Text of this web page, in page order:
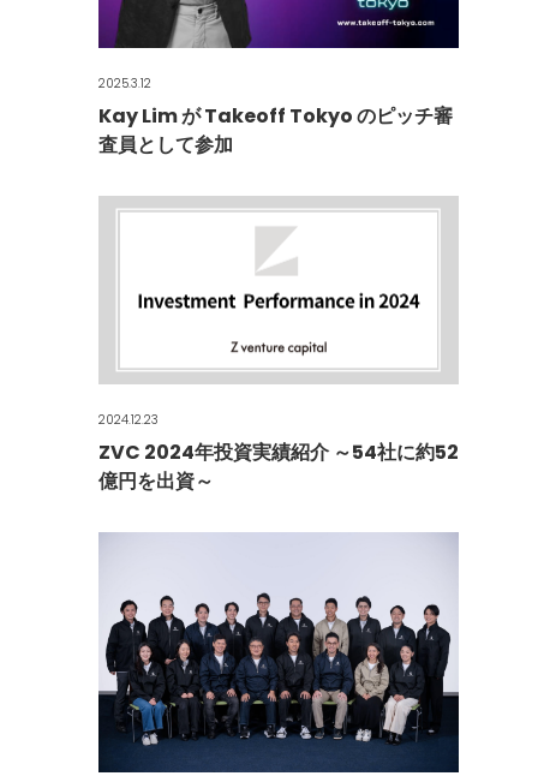
2025.3.12
Kay Lim が Takeoff Tokyo のピッチ審
査員として参加
2024.12.23
ZVC 2024年投資実績紹介 ～54社に約52
億円を出資～